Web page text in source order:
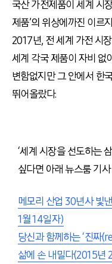
국산 가전제품이 세계 시
제품’의 위상에까진 이르
2017년, 전 세계 가전 시
세계 각국 제품이 자비 없
변함없지만 그 안에서 한
뛰어올랐다.
‘세계 시장을 선도하는
싶다면 아래 뉴스룸 기
메모리 산업 30년사 빛
1월 14일자)
당신과 함께하는 ‘진짜
삶에 손 내밀다(2015년